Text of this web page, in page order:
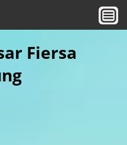
Fiersa